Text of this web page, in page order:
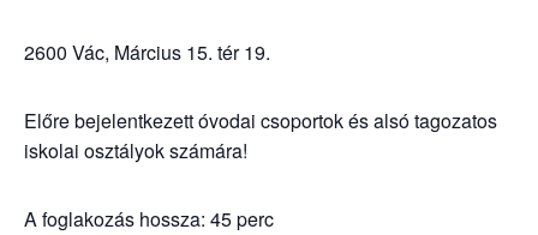
2600 Vác, Március 15. tér 19.
Előre bejelentkezett óvodai csoportok és alsó tagozatos
iskolai osztályok számára!
A foglakozás hossza: 45 perc